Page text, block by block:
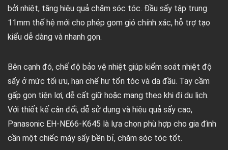
bởi nhiệt, tăng hiệu quả chăm sóc tóc. Đầu sấy tập trung
11mm thế hệ mới cho phép gom gió chính xác, hỗ trợ tạo
kiểu dễ dàng và nhanh gọn.
Bên cạnh đó, chế độ bảo vệ nhiệt giúp kiểm soát nhiệt độ
sấy ở mức tối ưu, hạn chế hư tổn tóc và da đầu. Tay cầm
gấp gọn tiện lợi, dễ cất giữ hoặc mang theo khi đi du lịch.
Với thiết kế cân đối, dễ sử dụng và hiệu quả sấy cao,
Panasonic EH-NE66-K645 là lựa chọn phù hợp cho gia đình
cần một chiếc máy sấy bền bỉ, chăm sóc tóc tốt.